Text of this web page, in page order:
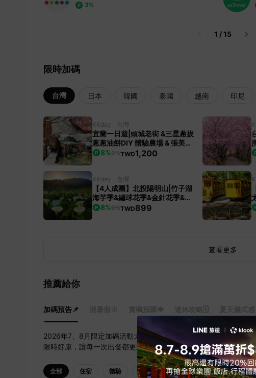
3%
1 / 15
限時加碼
台灣 日本 韓國 泰國 越南 印尼
KKday 台灣
宜蘭一日遊|頭城老街 &三星蔥拔
蔥蔥油餅DIY 體驗農場 & 張美阿
嬤農場&羅東夜市|台北或宜蘭出
8% TWD1,200
KKday 台灣
【4人成團】北投陽明山|竹子湖
海芋季&繡球花季&金針花季&小
油坑&冷水坑&淡江大橋|台北出
8% TWD899
查看更多
推薦給你
加碼預告📌
2026年7、8月限定加碼活動大公開！無論正在規劃暑假旅行，還
限時好康，讓每一次出發都更划算。＊實際回饋%請以跳轉當下顯
全部 住宿 體驗 跟團 其他